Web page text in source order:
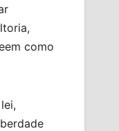
como